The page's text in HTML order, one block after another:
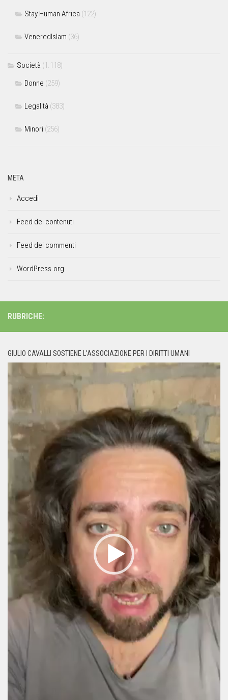
Stay Human Africa (122)
VeneredIslam (36)
Società (1.118)
Donne (259)
Legalità (383)
Minori (256)
META
Accedi
Feed dei contenuti
Feed dei commenti
WordPress.org
RUBRICHE:
GIULIO CAVALLI SOSTIENE L’ASSOCIAZIONE PER I DIRITTI UMANI
Player